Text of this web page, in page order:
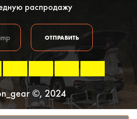
распродажу
©, 2024
ОТПРАВИТЬ